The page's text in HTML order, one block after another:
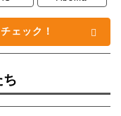
ェック！
ち